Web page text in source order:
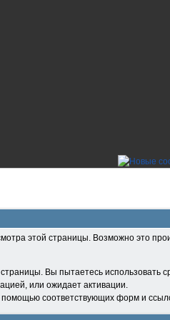
этой страницы. Возможно это
Вы пытаетесь
или ожидает активации.
соответствующих форм и